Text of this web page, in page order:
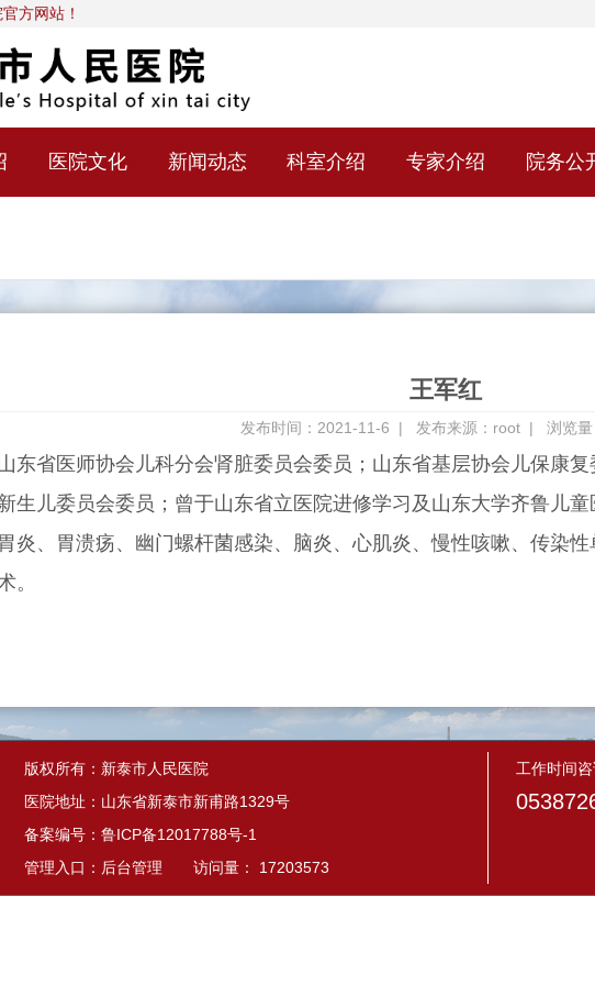
方网站！
医院文化 新闻动态 科室介绍 专家介绍 院务公
王军红
发布时间：2021-11-6 | 发布来源：root | 浏览
省医师协会儿科分会肾脏委员会委员；山东省基层协会儿保康复
生儿委员会委员；曾于山东省立医院进修学习及山东大学齐鲁儿
炎、胃溃疡、幽门螺杆菌感染、脑炎、心肌炎、慢性咳嗽、传染
。
版权所有：新泰市人民医院
医院地址：山东省新泰市新甫路1329号
备案编号： 鲁ICP备12017788号-1
管理入口： 后台管理 访问量： 17203573
工作时间咨